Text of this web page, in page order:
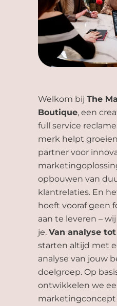
Welkom bij The
Boutique, een
full service
merk helpt
partner voor
opbouwen van
klantrelaties. En
hoeft vooraf geen
aan te leveren –
je. Van analyse
starten altijd met
analyse van jouw
doelgroep. Op
ontwikkelen we
marketingconcept